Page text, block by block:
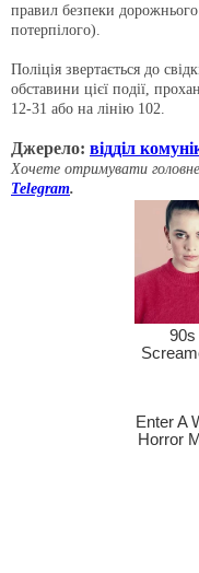
правил безпеки
потерпілого).
Поліція звертається до
обставини цієї події,
12-31 або на лінію 102.
Джерело: відділ
Хочете отримувати
Telegram.